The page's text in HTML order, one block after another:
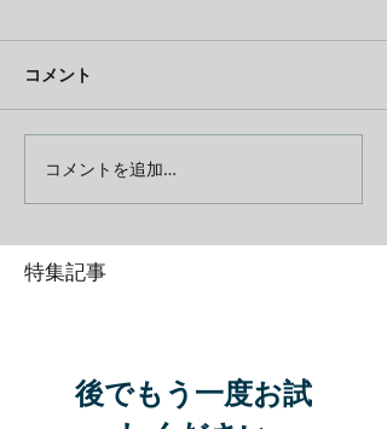
特集記事
コメント
コメントを追加…
後でもう一度お試